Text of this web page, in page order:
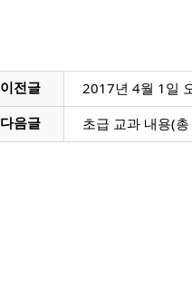
이전글 2017년 4월 1일
다음글 초급 교과 내용(